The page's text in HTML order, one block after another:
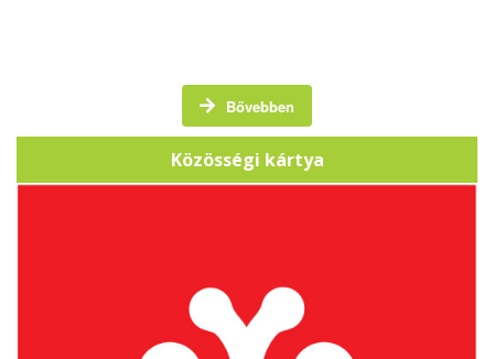
Bővebben
Közösségi kártya